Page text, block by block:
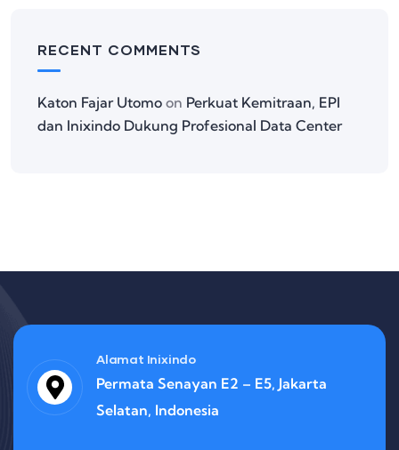
RECENT COMMENTS
Katon Fajar Utomo on Perkuat Kemitraan, EPI
dan Inixindo Dukung Profesional Data Center
Alamat Inixindo
Permata Senayan E2 – E5, Jakarta
Selatan, Indonesia